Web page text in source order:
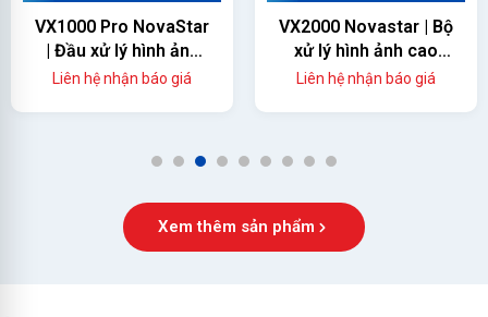
VX1000 Pro NovaStar
| Đầu xử lý hình ảnh
màn hình led
Liên hệ nhận báo giá
VX2000 Novastar | Bộ
xử lý hình ảnh cao
cấp
Liên hệ nhận báo giá
1 2 3 4 5 6 7 8 9
Xem thêm sản phẩm